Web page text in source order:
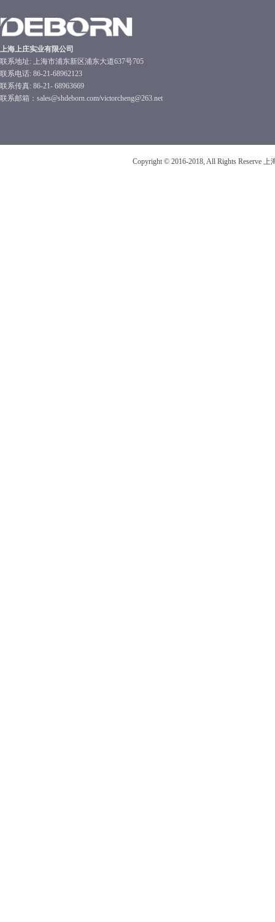
上海上庄实业有限公司
联系地址: 上海市浦东新区浦东大道637号705
联系电话: 86-21-68962123
联系传真: 86-21- 68963669
联系邮箱：sales@shdeborn.com/victorcheng@263.net
Copyright © 2016-2018, All Rights Reserve